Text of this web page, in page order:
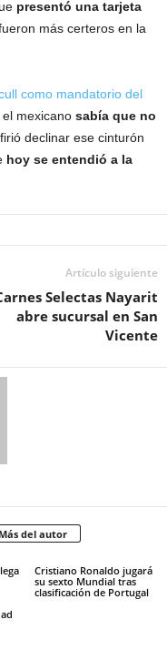
presentó una tarjeta
más certeros en la
como mandatorio del
mexicano sabía que no
declinar ese cinturón
hoy se entendió a la
Artículo siguiente
Selectas Nayarit
abre sucursal en San
Vicente
Más del autor
Cristiano Ronaldo jugará
su sexto Mundial tras
clasificación de Portugal